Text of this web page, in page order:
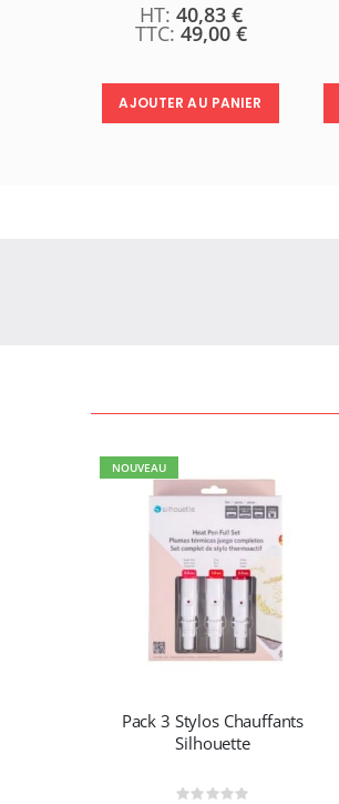
49,00 €
40,83 €
AJOUTER AU PANIER
NOUVEAU
Pack 3 Stylos Chauffants
Silhouette
Rating: